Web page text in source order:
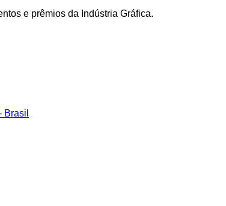
e prêmios da Indústria Gráfica.
Brasil